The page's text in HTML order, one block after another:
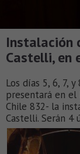
Instalación
Castelli, en
Los días 5, 6, 7,
presentará en el
Chile 832- la
Castelli. Serán 4